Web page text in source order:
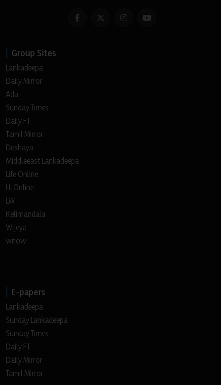
Group Sites
Lankadeepa
Daily Mirror
Ada
Sunday Times
Daily FT
Tamil Mirror
Deshaya
Middleeast Lankadeepa
Life Online
Hi Online
LW
Kelimandala
Wijeya
wnow
E-papers
Lankadeepa
Sunday Lankadeepa
Sunday Times
Daily FT
Daily Mirror
Tamil Mirror